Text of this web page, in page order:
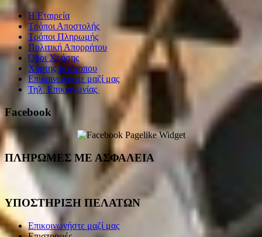
Η Εταιρεία
Τρόποι Αποστολής
Τρόποι Πληρωμής
Πολιτική Απορρήτου
Όροι Χρήσης
Χάρτης Ιστότοπου
Επικοινωνήστε μαζί μας
Τηλ. Επικοινωνίας
Facebook
ΠΛΗΡΩΜΕΣ ΜΕ ΑΣΦΑΛΕΙΑ
ΥΠΟΣΤΗΡΙΞΗ ΠΕΛΑΤΩΝ
Επικοινωνήστε μαζί μας